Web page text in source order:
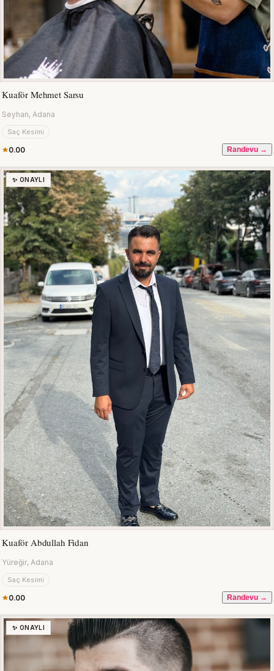
Kuaför Mehmet Sarsu
Seyhan, Adana
Saç Kesimi
0.00 Randevu →
✨ ONAYLI
Kuaför Abdullah Fidan
Yüreğir, Adana
Saç Kesimi
0.00 Randevu →
✨ ONAYLI